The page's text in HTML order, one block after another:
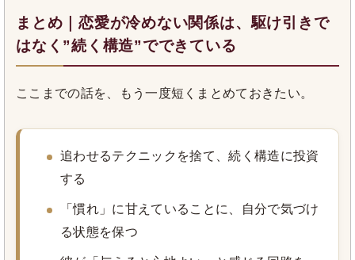
まとめ｜恋愛が冷めない関係は、駆け引きで
はなく”続く構造”でできている
ここまでの話を、もう一度短くまとめておきたい。
追わせるテクニックを捨て、続く構造に投資
する
「慣れ」に甘えていることに、自分で気づけ
る状態を保つ